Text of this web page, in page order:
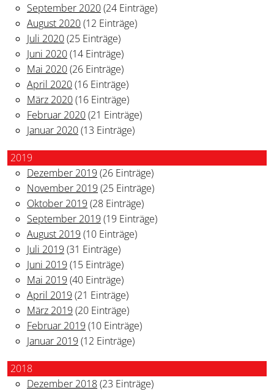
September 2020(24 Einträge)
August 2020(12 Einträge)
Juli 2020(25 Einträge)
Juni 2020(14 Einträge)
Mai 2020(26 Einträge)
April 2020(16 Einträge)
März 2020(16 Einträge)
Februar 2020(21 Einträge)
Januar 2020(13 Einträge)
2019
Dezember 2019 (26 Einträge)
November 2019 (25 Einträge)
Oktober 2019 (28 Einträge)
September 2019 (19 Einträge)
August 2019 (10 Einträge)
Juli 2019 (31 Einträge)
Juni 2019 (15 Einträge)
Mai 2019 (40 Einträge)
April 2019 (21 Einträge)
März 2019 (20 Einträge)
Februar 2019 (10 Einträge)
Januar 2019 (12 Einträge)
2018
Dezember 2018(23 Einträge)